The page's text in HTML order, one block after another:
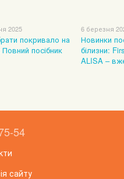
2025
покривало на
посібник
6 березня
Новинки
білизни:
ALISA –
54
сайту